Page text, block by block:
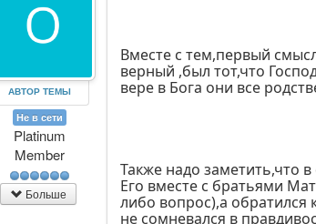
АВТОР ТЕМЫ
Не в сети
Platinum
Member
Больше
Вместе с тем,первый
верный ,был тот,что
вере в Бога они все
Также надо заметить,что
Его вместе с братьями
либо вопрос),а обратился
не сомневался в